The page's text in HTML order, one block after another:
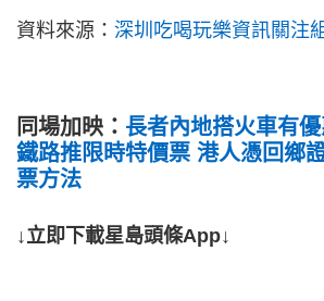
資料來源： 深圳吃喝玩樂資訊關注
同場加映： 長者內地搭火車有
鐵路推限時特價票 港人憑回鄉
票方法
↓立即下載星島頭條App↓